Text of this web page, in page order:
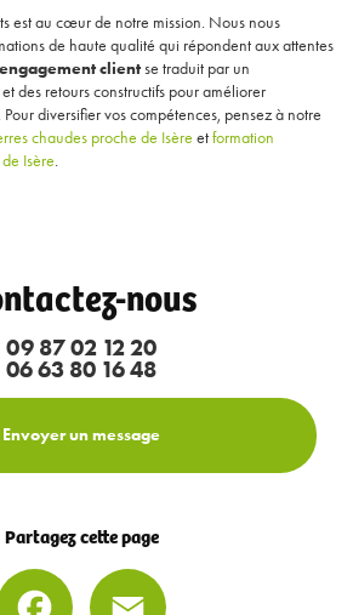
est au cœur de notre mission. Nous nous
de haute qualité qui répondent aux attentes
engagement clientse traduit par un
des retours constructifs pour améliorer
diversifier vos compétences, pensez à notre
chaudes proche de Isère etformation
Isère.
nous
09 87 02 12 20
06 63 80 16 48
Envoyer un message
Partagez cette page
Facebook